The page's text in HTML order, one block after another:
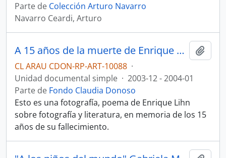
Parte de Colección Arturo Navarro
Navarro Ceardi, Arturo
A 15 años de la muerte de Enrique Lihn
CL ARAU CDON-RP-ART-10088 ·
Unidad documental simple · 2003-12 - 2004-01
Parte de Fondo Claudia Donoso
Esto es una fotografía, poema de Enrique Lihn
sobre fotografía y literatura, en memoria de los 15
años de su fallecimiento.